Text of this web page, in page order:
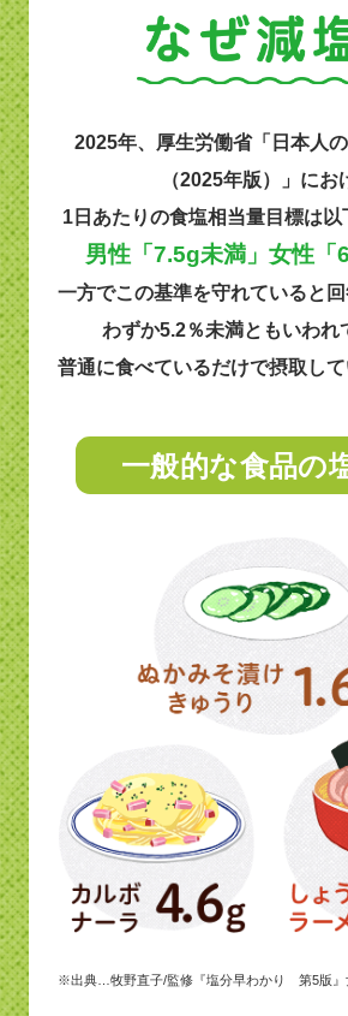
2025年、厚生労働省「日本人
（2025年版）」にお
1日あたりの食塩相当量目標は以
男性「7.5g未満」女性「
一方でこの基準を守れていると
わずか5.2％未満ともいわれ
普通に食べているだけで摂取し
一般的な食品の
※出典…牧野直子/監修『塩分早わかり 第5版』